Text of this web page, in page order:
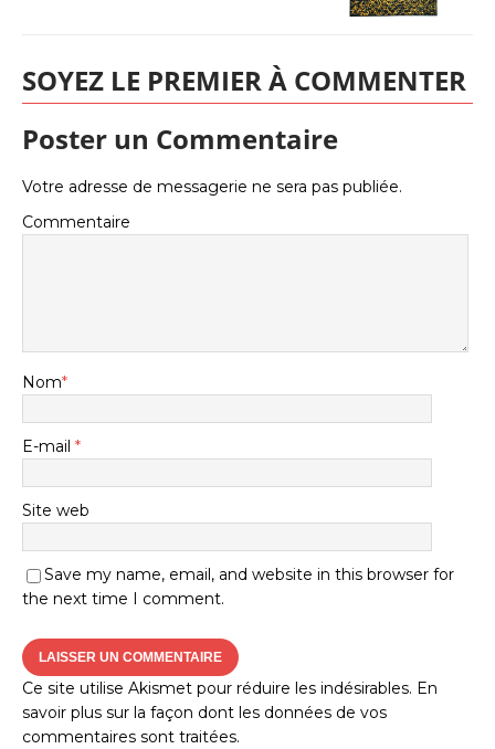
SOYEZ LE PREMIER À COMMENTER
Poster un Commentaire
Votre adresse de messagerie ne sera pas publiée.
Commentaire
Nom*
E-mail *
Site web
Save my name, email, and website in this browser for
the next time I comment.
Ce site utilise Akismet pour réduire les indésirables. En
savoir plus sur la façon dont les données de vos
commentaires sont traitées.